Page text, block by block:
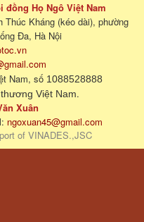
Họ Ngô Việt Nam
Thúc Kháng (kéo dài), phường
Đa, Hà Nội
Nam, số 1088528888
Việt Nam.
Xuân
ngoxuan45@gmail.com
of VINADES.,JSC